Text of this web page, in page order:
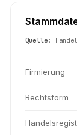
Quelle:
Firmierung
Rechtsform